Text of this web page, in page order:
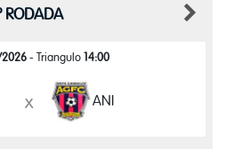
RODADA
- Triangulo 14:00
x ANI